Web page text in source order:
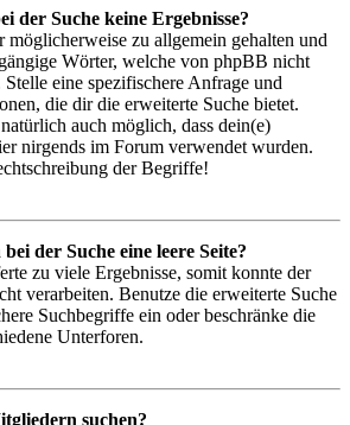
der Suche keine Ergebnisse?
möglicherweise zu allgemein gehalten und
Wörter, welche von phpBB nicht
eine spezifischere Anfrage und
die dir die erweiterte Suche bietet.
auch möglich, dass dein(e)
nirgends im Forum verwendet wurden.
der Begriffe!
der Suche eine leere Seite?
zu viele Ergebnisse, somit konnte der
verarbeiten. Benutze die erweiterte Suche
Suchbegriffe ein oder beschränke die
Unterforen.
suchen?